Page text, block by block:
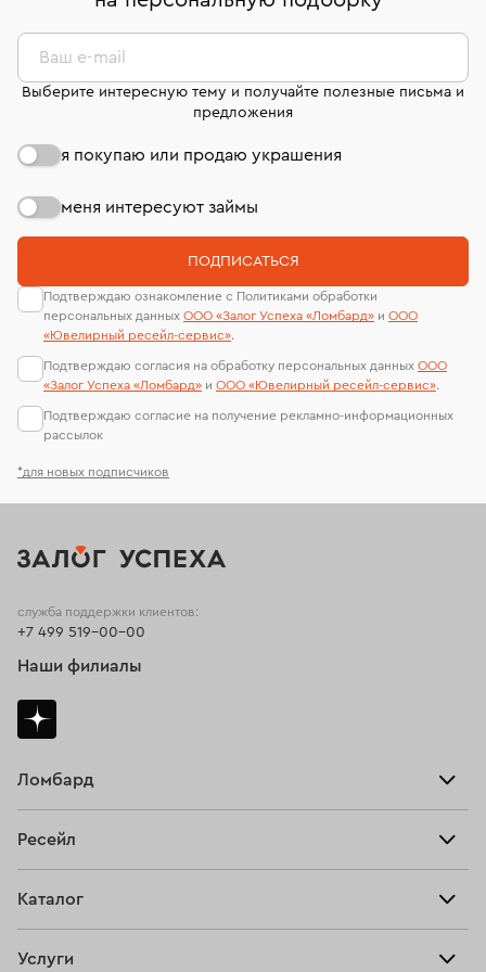
дней на возврат. Детальные условия возврата
комиссионных украшений и часов смотрите на
странице«Возврат украшений»
сертификаты МГУ и других геммологических
лабораторий
*для новых подписчиков
Ваш e-mail
Выберите интересную тему и получайте полезные письма и
предложения
я покупаю или продаю украшения
меня интересуют займы
ПОДПИСАТЬСЯ
Подтверждаю ознакомление с Политиками обработки
персональных данных ООО «Залог Успеха «Ломбард» и ООО
«Ювелирный ресейл-сервиc».
Подтверждаю согласия на обработку персональных данных ООО
«Залог Успеха «Ломбард» и ООО «Ювелирный ресейл-сервиc».
Подтверждаю согласие на получение рекламно-информационных
рассылок
Ломбард
Тарифы
Ресейл
Купить
Каталог
Услуги
служба поддержки клиентов:
+7 499 519-00-00
Наши филиалы